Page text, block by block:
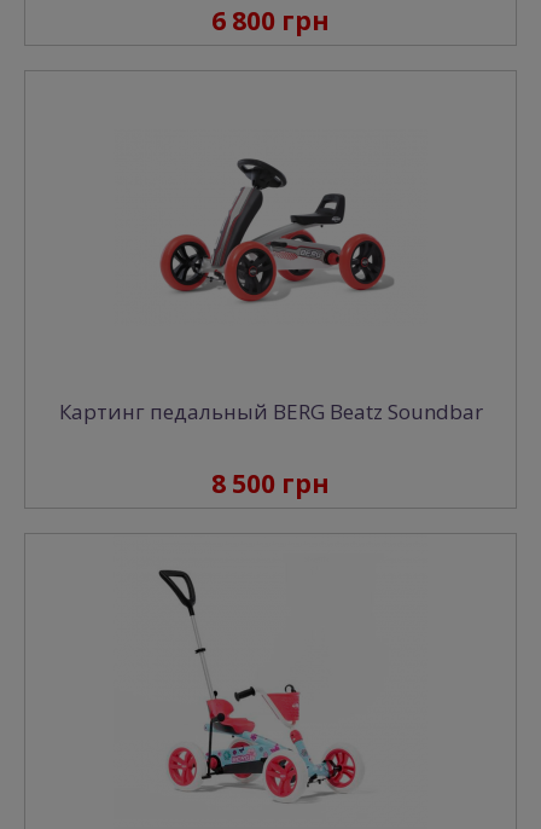
6 800 грн
Картинг педальный BERG Beatz Soundbar
8 500 грн